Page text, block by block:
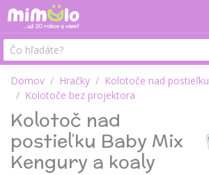
Domov Hračky
Kolotoče nad postieľku
Kolotoče bez projektora
Kolotoč nad
postieľku Baby Mix
Kengury a koaly